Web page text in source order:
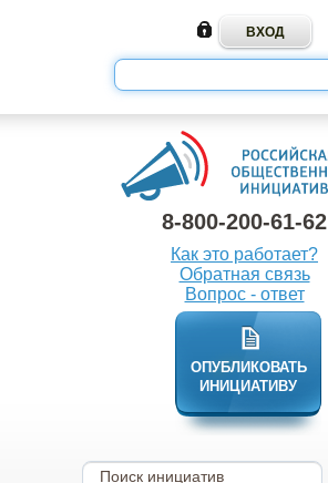
8-800-200-61-62
Как это работает?
Обратная связь
Вопрос - ответ
ОПУБЛИКОВАТЬ
ИНИЦИАТИВУ